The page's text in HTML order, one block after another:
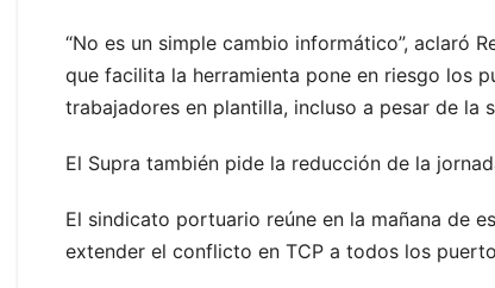
“No es un simple cambio informático”, aclaró
que facilita la herramienta pone en riesgo los
trabajadores en plantilla, incluso a pesar de la
El Supra también pide la reducción de la
El sindicato portuario reúne en la mañana de
extender el conflicto en TCP a todos los